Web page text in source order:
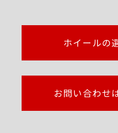
ホイール
お問い合わ